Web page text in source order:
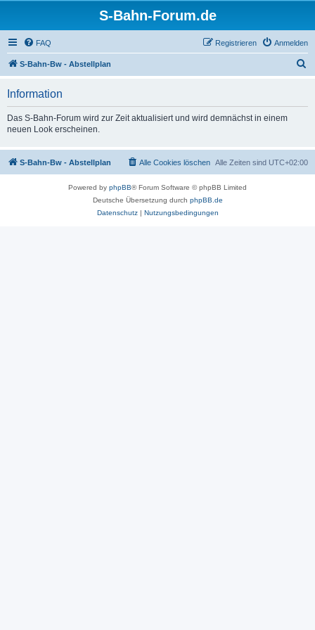
S-Bahn-Forum.de
FAQ Anmelden
Registrieren
S-Bahn-Bw - Abstellplan
Information
Das S-Bahn-Forum wird zur Zeit aktualisiert und wird demnächst in einem
neuen Look erscheinen.
S-Bahn-Bw - Abstellplan Alle Zeiten sind UTC+02:00
Alle Cookies löschen
Powered by phpBB® Forum Software © phpBB Limited
Deutsche Übersetzung durch phpBB.de
Datenschutz| Nutzungsbedingungen